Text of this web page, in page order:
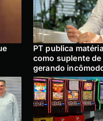
PT publica
como suplente
gerando